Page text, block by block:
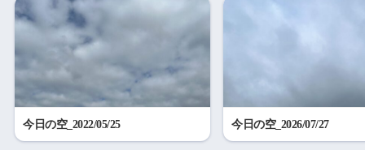
今日の空_2022/05/25 今日の空_2026/07/27